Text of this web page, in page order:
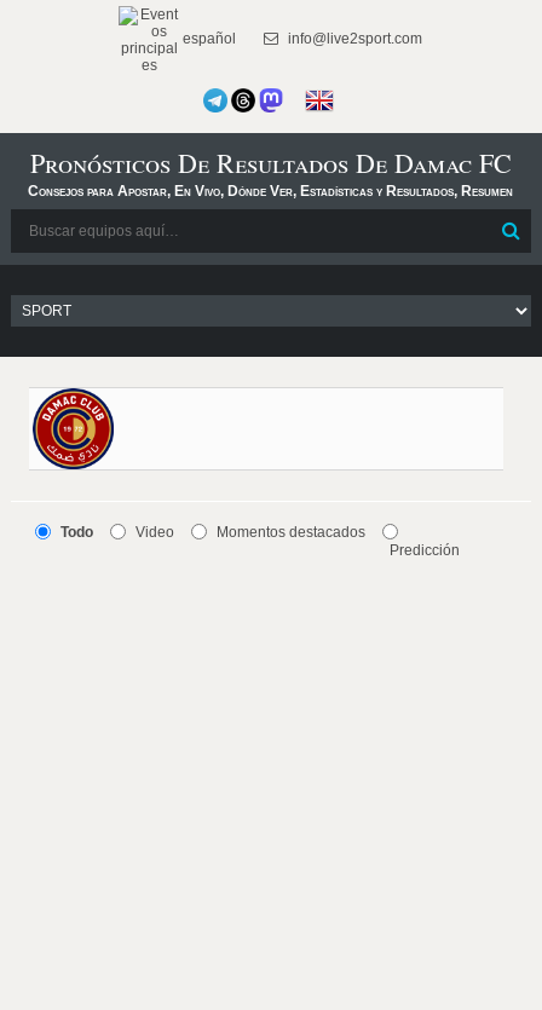
español info@live2sport.com
Pronósticos De Resultados De Damac FC
Consejos para Apostar, En Vivo, Dónde Ver, Estadísticas y Resultados, Resumen
Todo Video
Momentos destacados
Predicción